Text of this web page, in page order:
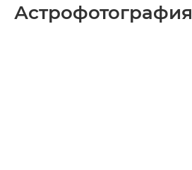
Астрофотография